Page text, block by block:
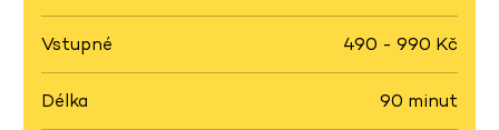
Vstupné 490 - 990 Kč
Délka 90 minut